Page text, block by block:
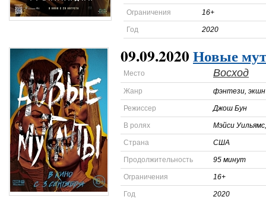
Ограничения 16+
Год 2020
09.09.2020Новые
Место Восход
Жанр фэнтези, экшн
Режиссер Джош Бун
В ролях Мэйси
Страна США
Продолжительность 95 минут
Ограничения 16+
Год 2020